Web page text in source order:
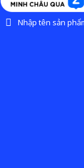
Nhập tên sản